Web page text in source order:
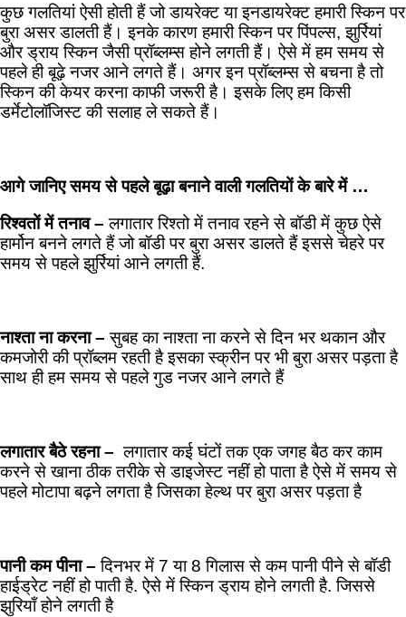
कुछ गलतियां ऐसी होती हैं जो डायरेक्ट या इनडायरेक्ट हमारी स्किन पर
बुरा असर डालती हैं। इनके कारण हमारी स्किन पर पिंपल्स, झुर्रियां
और ड्राय स्किन जैसी प्रॉब्लम्स होने लगती हैं। ऐसे में हम समय से
पहले ही बूढ़े नजर आने लगते हैं। अगर इन प्रॉब्लम्स से बचना है तो
स्किन की केयर करना काफी जरूरी है। इसके लिए हम किसी
डर्मेटोलॉजिस्ट की सलाह ले सकते हैं।
आगे जानिए समय से पहले बूढ़ा बनाने वाली गलतियों के बारे में …
रिश्वतों में तनाव – लगातार रिश्तो में तनाव रहने से बॉडी में कुछ ऐसे
हार्मोन बनने लगते हैं जो बॉडी पर बुरा असर डालते हैं इससे चेहरे पर
समय से पहले झुर्रियां आने लगती हैं.
नाश्ता ना करना – सुबह का नाश्ता ना करने से दिन भर थकान और
कमजोरी की प्रॉब्लम रहती है इसका स्क्रीन पर भी बुरा असर पड़ता है
साथ ही हम समय से पहले गुड नजर आने लगते हैं
लगातार बैठे रहना – लगातार कई घंटों तक एक जगह बैठ कर काम
करने से खाना ठीक तरीके से डाइजेस्ट नहीं हो पाता है ऐसे में समय से
पहले मोटापा बढ़ने लगता है जिसका हेल्थ पर बुरा असर पड़ता है
पानी कम पीना – दिनभर में 7 या 8 गिलास से कम पानी पीने से बॉडी
हाईड्रेट नहीं हो पाती है. ऐसे में स्किन ड्राय होने लगती है. जिससे
झुरियाँ होने लगती है